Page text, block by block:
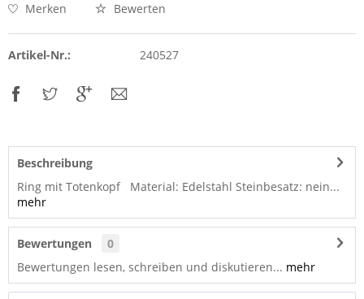
Merken Bewerten
Artikel-Nr.: 240527
Beschreibung
Ring mit Totenkopf Material: Edelstahl Steinbesatz: nein...
mehr
Bewertungen
0
Bewertungen lesen, schreiben und diskutieren... mehr